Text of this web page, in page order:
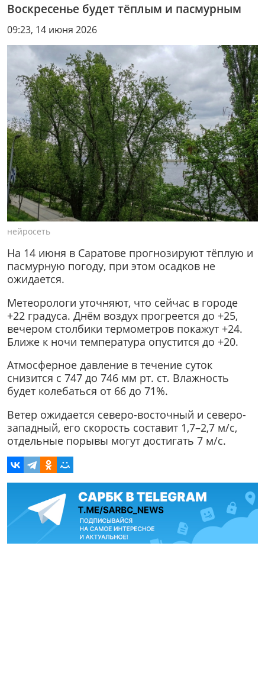
Воскресенье будет тёплым и пасмурным
09:23, 14 июня 2026
нейросеть
На 14 июня в Саратове прогнозируют тёплую и
пасмурную погоду, при этом осадков не
ожидается.
Метеорологи уточняют, что сейчас в городе
+22 градуса. Днём воздух прогреется до +25,
вечером столбики термометров покажут +24.
Ближе к ночи температура опустится до +20.
Атмосферное давление в течение суток
снизится с 747 до 746 мм рт. ст. Влажность
будет колебаться от 66 до 71%.
Ветер ожидается северо-восточный и северо-
западный, его скорость составит 1,7–2,7 м/с,
отдельные порывы могут достигать 7 м/с.